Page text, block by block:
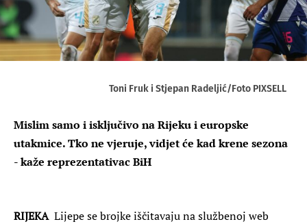
Toni Fruk i Stjepan Radeljić/Foto PIXSELL
Mislim samo i isključivo na Rijeku i europske
utakmice. Tko ne vjeruje, vidjet će kad krene sezona
- kaže reprezentativac BiH
RIJEKA Lijepe se brojke iščitavaju na službenoj web